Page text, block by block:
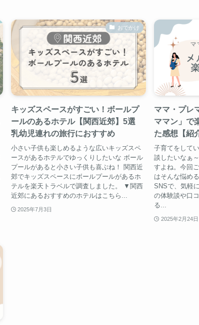
おでかけ
キッズスペースがすごい！ボールプ
ールのあるホテル【関西近郊】5選
乳幼児連れの旅行におすすめ
小さい子供も楽しめるような広いキッズスペ
ースがあるホテルでゆっくりしたいな ボール
プールがあると小さい子供も喜ぶね！ 関西近
郊でキッズスペースにボールプールがあるホ
テルを楽天トラベルで調査しました。 ▼関西
近郊にあるおすすめのホテルはこちら...
2025年7月3日
ママ・プレ
ママン」で
た感想【紹
子育てをして
談したいなぁ
すよね。今回
はそんな悩め
SNSで、気軽
の体験談や口
る...
2025年2月24日